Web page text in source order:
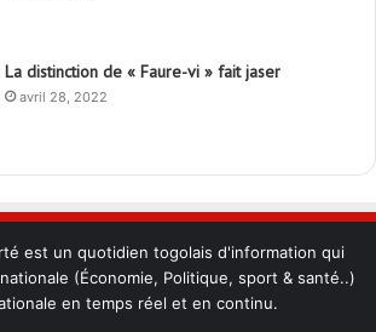
La distinction de « Faure-vi » fait jaser
avril 28, 2022
est un quotidien togolais d'information qui
(Économie, Politique, sport & santé..)
en temps réel et en continu.